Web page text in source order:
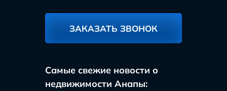
ЗАКАЗАТЬ ЗВОНОК
Самые свежие новости о
недвижимости Анапы: